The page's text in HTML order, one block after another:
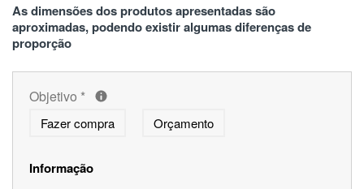
As dimensões dos produtos apresentadas são
aproximadas, podendo existir algumas diferenças de
proporção
Objetivo *
Fazer compra Orçamento
Informação